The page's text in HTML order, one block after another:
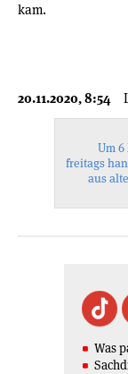
kam.
20.11.2020, 8:54
Um
freitags
aus
Was